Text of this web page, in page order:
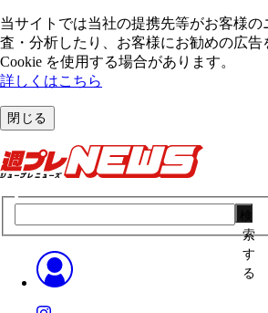
当サイトでは当社の提携先等がお客様の
査・分析したり、お客様にお勧めの広告
Cookie を使⽤する場合があります。
詳しくはこちら
閉じる
索
す
る